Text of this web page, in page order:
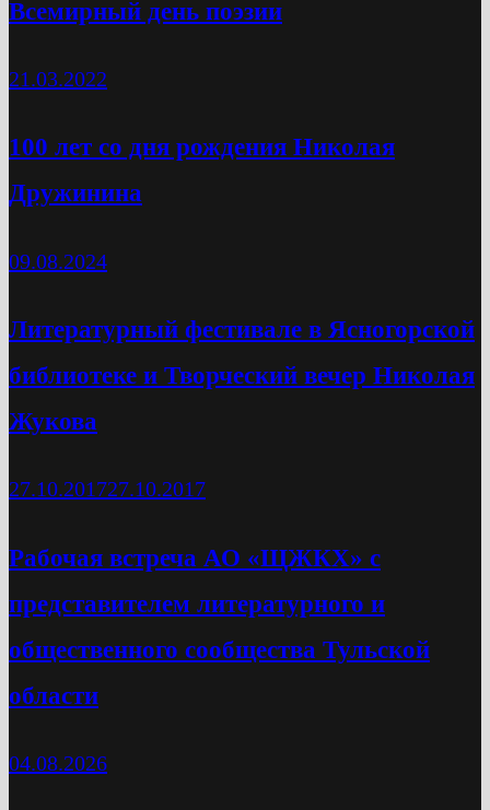
Всемирный день поэзии
21.03.2022
100 лет со дня рождения Николая
Дружинина
09.08.2024
Литературный фестивале в Ясногорской
библиотеке и Творческий вечер Николая
Жукова
27.10.201727.10.2017
Рабочая встреча АО «ЩЖКХ» с
представителем литературного и
общественного сообщества Тульской
области
04.08.2026